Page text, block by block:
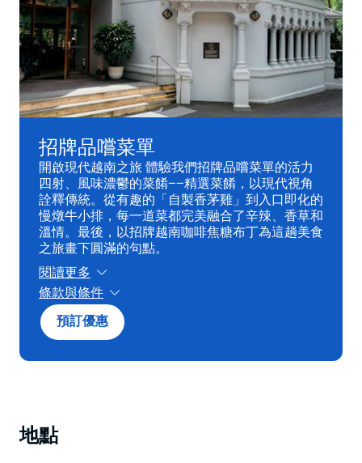
招牌品嚐菜單
開啟現代越南之旅 體驗我們招牌品嚐菜單的活力
四射、風味濃鬱的菜餚——精選菜餚，以現代視角
詮釋傳統。從有趣的「自製香茅雞」到入口即化的
慢燉牛小排，每一道菜都完美融合了辛辣、香草和
溫情。最後，以招牌越南咖啡焦糖布丁為這趟美食
之旅畫下圓滿的句點。
閱讀更多
條款與條件
專為多人入住設計，至少2位客人。
預訂優惠
地點